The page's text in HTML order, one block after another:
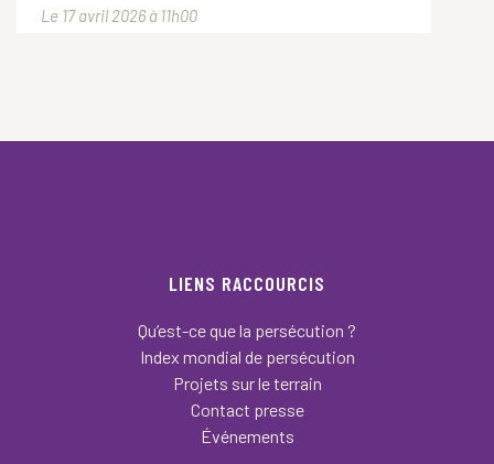
Le 17 avril 2026 à 11h00
LIENS RACCOURCIS
Qu’est-ce que la persécution ?
Index mondial de persécution
Projets sur le terrain
Contact presse
Événements